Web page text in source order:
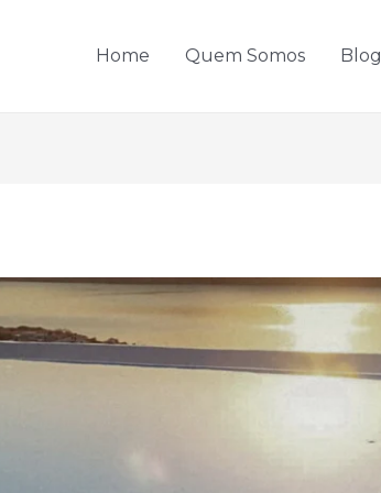
Home Quem Somos Blog